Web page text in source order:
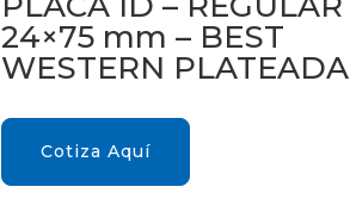
24×75 mm – BEST
WESTERN PLATEADA
Cotiza Aquí